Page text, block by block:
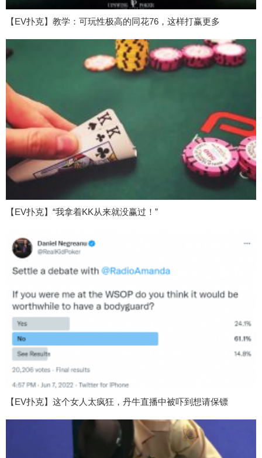
【EV扑克】教学：可玩性极高的同花76，这样打赢更多
【EV扑克】“我拿着KK从来就没赢过！”
【EV扑克】这个女人太疯狂，丹牛直播中被吓到想请保镖